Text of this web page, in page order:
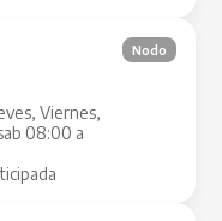
Viernes,
08:00 a
Nodo